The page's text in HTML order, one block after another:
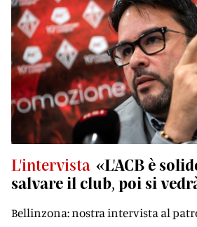
L'intervista «L'ACB è
salvare il club, poi si
Bellinzona: nostra intervista al